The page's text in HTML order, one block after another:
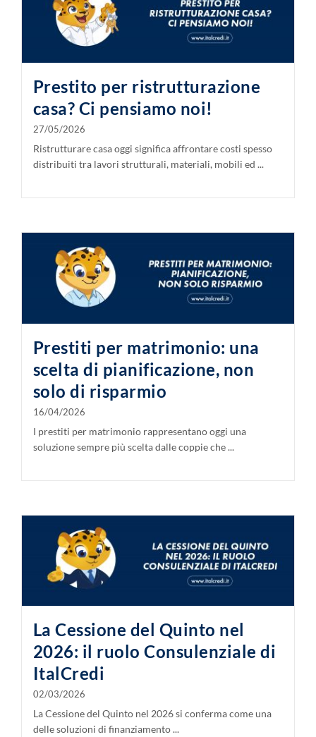
Prestito per ristrutturazione
casa? Ci pensiamo noi!
27/05/2026
Ristrutturare casa oggi significa affrontare costi spesso
distribuiti tra lavori strutturali, materiali, mobili ed ...
Prestiti per matrimonio: una
scelta di pianificazione, non
solo di risparmio
16/04/2026
I prestiti per matrimonio rappresentano oggi una
soluzione sempre più scelta dalle coppie che ...
La Cessione del Quinto nel
2026: il ruolo Consulenziale di
ItalCredi
02/03/2026
La Cessione del Quinto nel 2026 si conferma come una
delle soluzioni di finanziamento ...